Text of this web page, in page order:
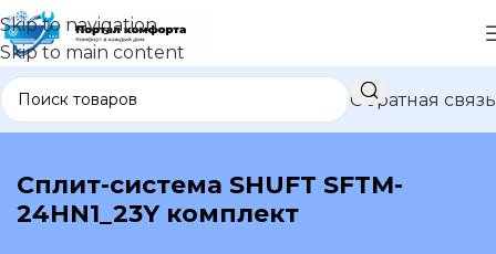
Skip to navigation
Skip to main content
Обратная связь
В каталог
Сплит-система SHUFT SFTM-
24HN1_23Y комплект